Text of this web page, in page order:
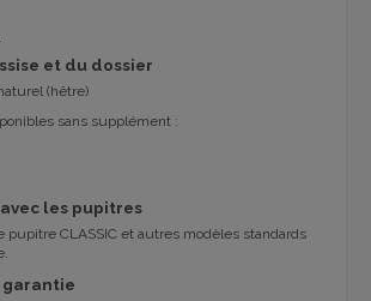
et du dossier
(hêtre)
sans supplément :
les pupitres
pupitre CLASSIC et autres modèles standards
garantie